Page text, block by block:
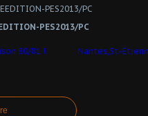
PES2013/PC
80/81 ! Nantes,St-